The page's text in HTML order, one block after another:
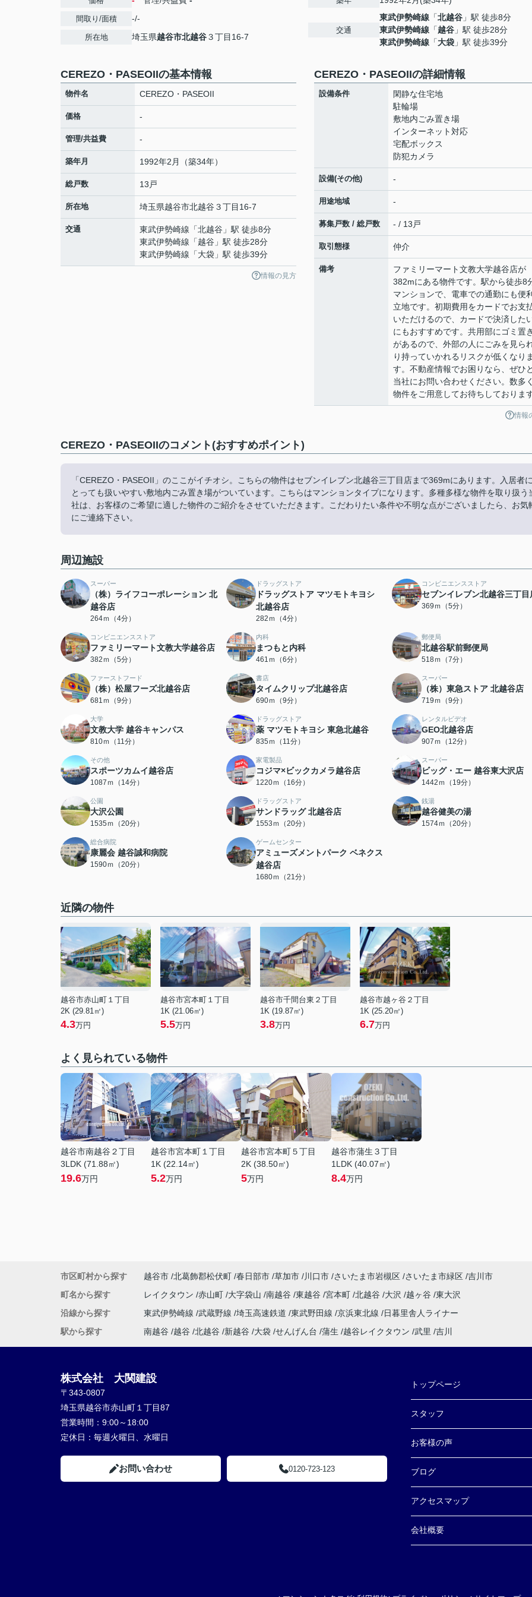
間取り/面積 -/-
所在地 埼玉県越谷市北越谷３丁目16-7
交通
東武伊勢崎線 「北越谷 」駅 徒歩8分
東武伊勢崎線 「越谷 」駅 徒歩28分
東武伊勢崎線 「大袋 」駅 徒歩39分
CEREZO・PASEOIIの基本情報
物件名 CEREZO・PASEOII
価格 -
管理/共益費 -
築年月 1992年2月（築34年）
総戸数 13戸
所在地 埼玉県越谷市北越谷 ３丁目16-7
交通 東武伊勢崎線 「北越谷 」駅 徒歩8分
東武伊勢崎線 「越谷 」駅 徒歩28分
東武伊勢崎線 「大袋 」駅 徒歩39分
情報の見方
CEREZO・PASEOIIの詳細情報
設備条件
閑静な住宅地
駐輪場
敷地内ごみ置き場
インターネット対応
宅配ボックス
防犯カメラ
設備(その他) -
用途地域 -
募集戸数 / 総戸数 - / 13戸
取引態様 仲介
備考
ファミリーマート文教大学越谷店が
382mにある物件です。駅から徒歩8
マンションで、電車での通勤にも便
立地です。初期費用をカードでお支
いただけるので、カードで決済した
にもおすすめです。共用部にゴミ置
があるので、外部の人にごみを見ら
り持っていかれるリスクが低くなり
す。不動産情報でお困りなら、ぜひ
当社にお問い合わせください。数多
物件をご用意してお待ちしておりま
情報
CEREZO・PASEOIIのコメント(おすすめポイント)
「CEREZO・PASEOII」のここがイチオシ。こちらの物件はセブンイレブン北越谷三丁目店まで369mにあります。入居者
とっても扱いやすい敷地内ごみ置き場がついています。こちらはマンションタイプになります。多種多様な物件を取り扱う
社は、お客様のご希望に適した物件のご紹介をさせていただきます。こだわりたい条件や不明な点がございましたら、お気
にご連絡下さい。
周辺施設
スーパー
（株）ライフコーポレーション 北
越谷店
264ｍ（4分）
ドラッグストア
ドラッグストア マツモトキヨシ
北越谷店
282ｍ（4分）
コンビニエンスストア
セブンイレブン北越谷三丁目
369ｍ（5分）
コンビニエンスストア
ファミリーマート文教大学越谷店
382ｍ（5分）
内科
まつもと内科
461ｍ（6分）
郵便局
北越谷駅前郵便局
518ｍ（7分）
ファーストフード
（株）松屋フーズ北越谷店
681ｍ（9分）
書店
タイムクリップ北越谷店
690ｍ（9分）
スーパー
（株）東急ストア 北越谷店
719ｍ（9分）
大学
文教大学 越谷キャンパス
810ｍ（11分）
ドラッグストア
薬 マツモトキヨシ 東急北越谷
835ｍ（11分）
レンタルビデオ
GEO北越谷店
907ｍ（12分）
その他
スポーツカムイ越谷店
1087ｍ（14分）
家電製品
コジマ×ビックカメラ越谷店
1220ｍ（16分）
スーパー
ビッグ・エー 越谷東大沢店
1442ｍ（19分）
公園
大沢公園
1535ｍ（20分）
ドラッグストア
サンドラッグ 北越谷店
1553ｍ（20分）
銭湯
越谷健美の湯
1574ｍ（20分）
総合病院
康麗会 越谷誠和病院
1590ｍ（20分）
ゲームセンター
アミューズメントパーク ベネクス
越谷店
1680ｍ（21分）
近隣の物件
越谷市赤山町１丁目
2K (29.81㎡)
4.3万円
越谷市宮本町１丁目
1K (21.06㎡)
5.5万円
越谷市千間台東２丁目
1K (19.87㎡)
3.8万円
越谷市越ヶ谷２丁目
1K (25.20㎡)
6.7万円
よく見られている物件
越谷市南越谷２丁目
3LDK (71.88㎡)
19.6万円
越谷市宮本町１丁目
1K (22.14㎡)
5.2万円
越谷市宮本町５丁目
2K (38.50㎡)
5万円
越谷市蒲生３丁目
1LDK (40.07㎡)
8.4万円
市区町村から探す 越谷市 北葛飾郡松伏町 春日部市 草加市 川口市 さいたま市岩槻区 さいたま市緑区 吉川市
町名から探す
レイクタウン 赤山町 大字袋山 南越谷 東越谷 宮本町 北越谷 大沢 越ヶ谷 東大沢
沿線から探す
東武伊勢崎線 武蔵野線 埼玉高速鉄道 東武野田線 京浜東北線
日暮里舎人ライナー
駅から探す
南越谷 越谷 北越谷 新越谷 大袋 せんげん台 蒲生 越谷レイクタウン 武里 吉川
株式会社 大関建設
〒343-0807
埼玉県越谷市赤山町１丁目87
営業時間： 9:00～18:00
定休日： 毎週火曜日、水曜日
お問い合わせ 0120-723-123
トップページ
スタッフ
お客様の声
ブログ
アクセスマップ
会社概要